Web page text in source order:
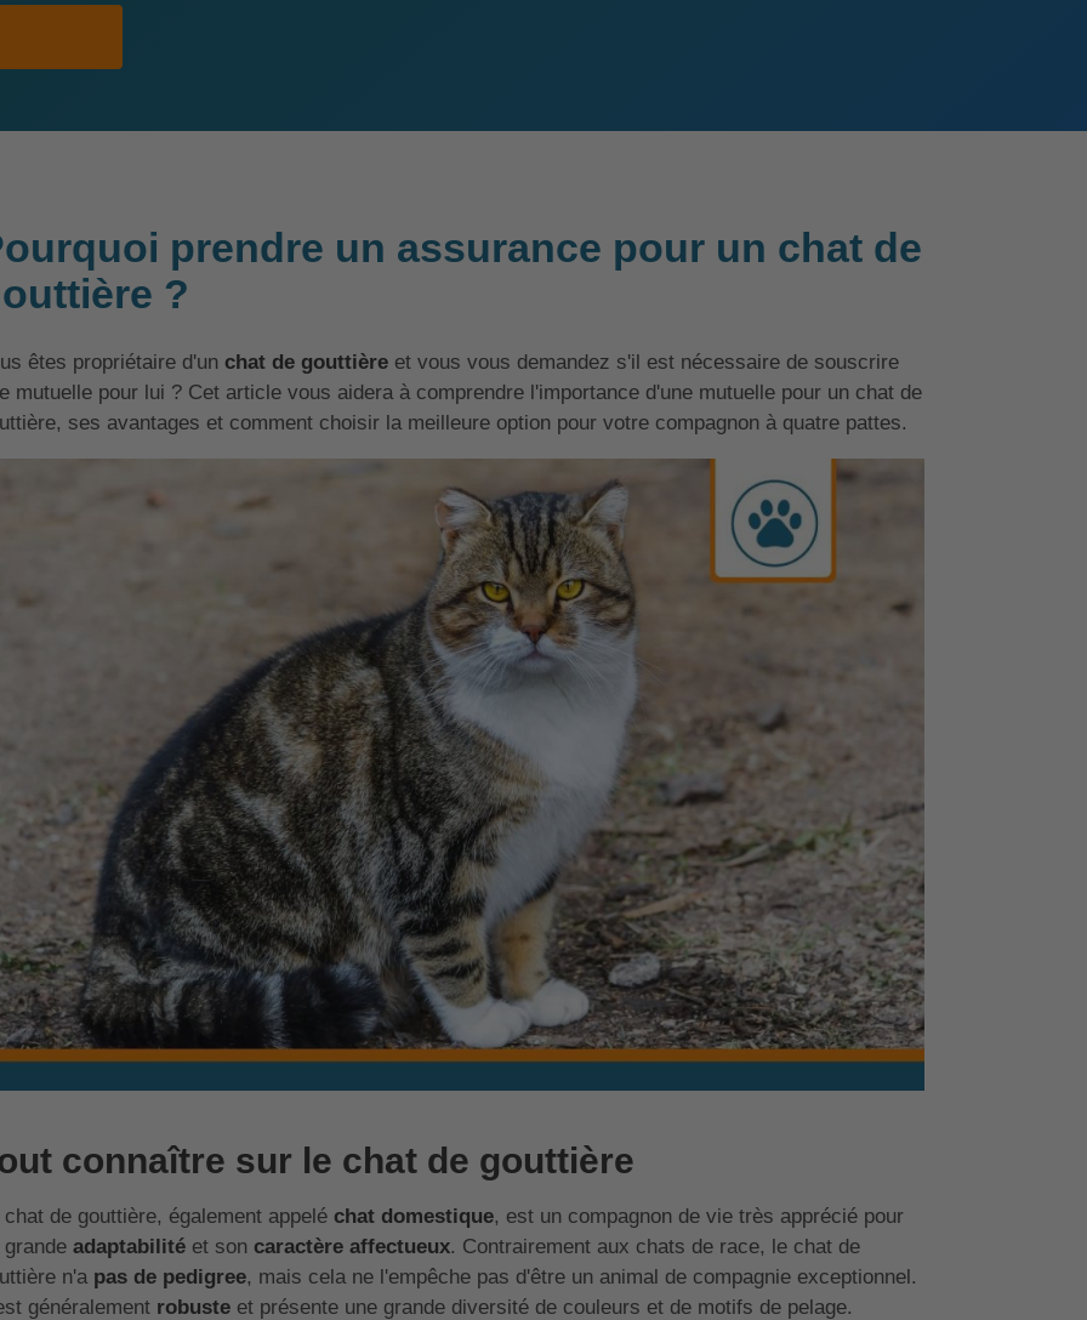
prendre un assurance pour un chat de
?
êtes propriétaire d'unchat de gouttière et vous vous demandez s'il est nécessaire de souscrire
mutuelle pour lui ? Cet article vous aidera à comprendre l'importance d'une mutuelle pour un chat de
ses avantages et comment choisir la meilleure option pour votre compagnon à quatre pattes.
connaître sur le chat de gouttière
chat de gouttière, également appelé chat domestique, est un compagnon de vie très apprécié pour
grande adaptabilitéet son caractère affectueux. Contrairement aux chats de race, le chat de
n'a pas de pedigree, mais cela ne l'empêche pas d'être un animal de compagnie exceptionnel.
généralement robusteet présente une grande diversité de couleurs et de motifs de pelage.